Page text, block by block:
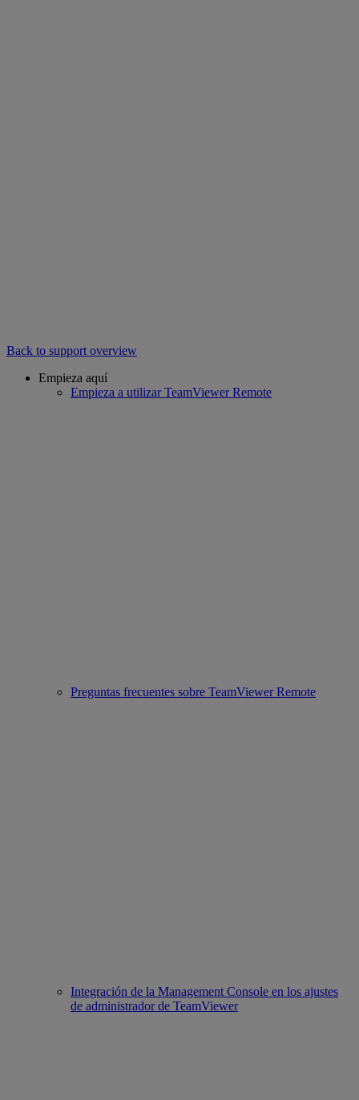
Back to support overview
Empieza aquí
Empieza a utilizar TeamViewer Remote
Preguntas frecuentes sobre TeamViewer Remote
Integración de la Management Console en los ajustes
de administrador de TeamViewer